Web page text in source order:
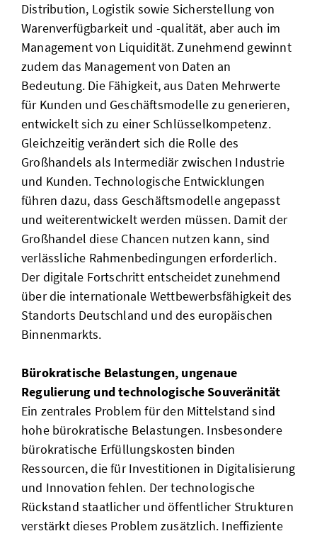
Distribution, Logistik sowie Sicherstellung von
Warenverfügbarkeit und -qualität, aber auch im
Management von Liquidität. Zunehmend gewinnt
zudem das Management von Daten an
Bedeutung. Die Fähigkeit, aus Daten Mehrwerte
für Kunden und Geschäftsmodelle zu generieren,
entwickelt sich zu einer Schlüsselkompetenz.
Gleichzeitig verändert sich die Rolle des
Großhandels als Intermediär zwischen Industrie
und Kunden. Technologische Entwicklungen
führen dazu, dass Geschäftsmodelle angepasst
und weiterentwickelt werden müssen. Damit der
Großhandel diese Chancen nutzen kann, sind
verlässliche Rahmenbedingungen erforderlich.
Der digitale Fortschritt entscheidet zunehmend
über die internationale Wettbewerbsfähigkeit des
Standorts Deutschland und des europäischen
Binnenmarkts.
Bürokratische Belastungen, ungenaue
Regulierung und technologische Souveränität
Ein zentrales Problem für den Mittelstand sind
hohe bürokratische Belastungen. Insbesondere
bürokratische Erfüllungskosten binden
Ressourcen, die für Investitionen in Digitalisierung
und Innovation fehlen. Der technologische
Rückstand staatlicher und öffentlicher Strukturen
verstärkt dieses Problem zusätzlich. Ineffiziente